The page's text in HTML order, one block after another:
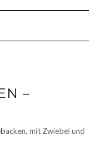
–
mit Zwiebel und